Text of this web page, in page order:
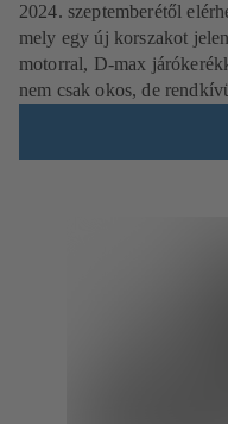
2024. szeptemberétől
mely egy új korszakot
motorral, D-max
nem csak okos, de